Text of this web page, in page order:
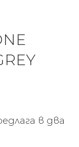
в два